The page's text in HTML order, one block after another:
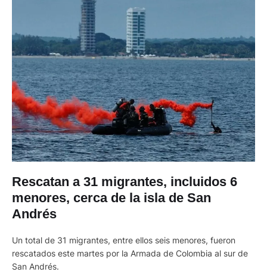
Rescatan a 31 migrantes, incluidos 6
menores, cerca de la isla de San
Andrés
Un total de 31 migrantes, entre ellos seis menores, fueron
rescatados este martes por la Armada de Colombia al sur de
San Andrés.